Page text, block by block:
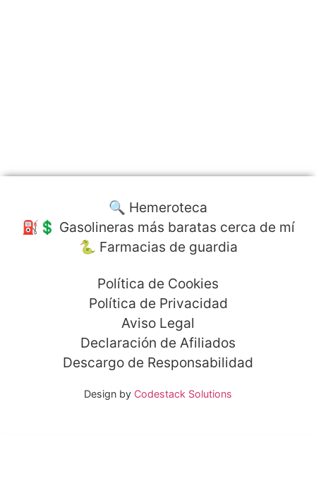
🔍 Hemeroteca
⛽️💲 Gasolineras más baratas cerca de mí
🐍 Farmacias de guardia
Política de Cookies
Política de Privacidad
Aviso Legal
Declaración de Afiliados
Descargo de Responsabilidad
Design by Codestack Solutions